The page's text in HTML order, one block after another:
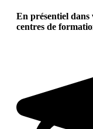
En présentiel
centres de